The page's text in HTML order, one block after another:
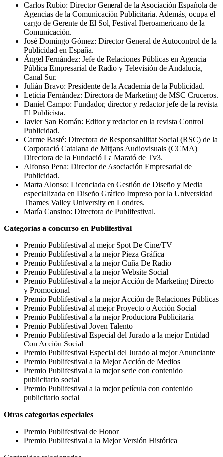
Carlos Rubio: Director General de la Asociación Española de
Agencias de la Comunicación Publicitaria. Además, ocupa el
cargo de Gerente de El Sol, Festival Iberoamericano de la
Comunicación.
José Domingo Gómez: Director General de Autocontrol de la
Publicidad en España.
Ángel Fernández: Jefe de Relaciones Públicas en Agencia
Pública Empresarial de Radio y Televisión de Andalucía,
Canal Sur.
Julián Bravo: Presidente de la Academia de la Publicidad.
Leticia Fernández: Directora de Marketing de MSC Cruceros.
Daniel Campo: Fundador, director y redactor jefe de la revista
El Publicista.
Javier San Román: Editor y redactor en la revista Control
Publicidad.
Carme Basté: Directora de Responsabilitat Social (RSC) de la
Corporació Catalana de Mitjans Audiovisuals (CCMA)
Directora de la Fundació La Marató de Tv3.
Alfonso Pena: Director de Asociación Empresarial de
Publicidad.
Marta Alonso: Licenciada en Gestión de Diseño y Media
especializada en Diseño Gráfico Impreso por la Universidad
Thames Valley University en Londres.
María Cansino: Directora de Publifestival.
Categorías a concurso en Publifestival
Premio Publifestival al mejor Spot De Cine/TV
Premio Publifestival a la mejor Pieza Gráfica
Premio Publifestival a la mejor Cuña De Radio
Premio Publifestival a la mejor Website Social
Premio Publifestival a la mejor Acción de Marketing Directo
y Promocional
Premio Publifestival a la mejor Acción de Relaciones Públicas
Premio Publifestival al mejor Proyecto o Acción Social
Premio Publifestival a la mejor Productora Publicitaria
Premio Publifestival Joven Talento
Premio Publifestival Especial del Jurado a la mejor Entidad
Con Acción Social
Premio Publifestival Especial del Jurado al mejor Anunciante
Premio Publifestival a la Mejor Acción de Medios
Premio Publifestival a la mejor serie con contenido
publicitario social
Premio Publifestival a la mejor película con contenido
publicitario social
Otras categorías especiales
Premio Publifestival de Honor
Premio Publifestival a la Mejor Versión Histórica